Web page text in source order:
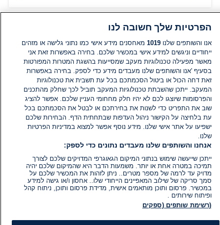
הפרטיות שלך חשובה לנו
אנו והשותפים שלנו1019 מאחסנים מידע אישי כמו נתוני גלישה או מזהים
ייחודיים וניגשים למידע אישי במכשיר שלכם. בחירה באפשרות זאת אני
מאשר מפעילה טכנולוגיות מעקב שמסייעות בהשגת המטרות המפורטות
בסעיף 'אנו והשותפים שלנו מעבדים מידע כדי לספק. בחירה באפשרות
זאת דחה הכול או ביטול הסכמתכם בכל עת תשבית את טכנולוגיות
המעקב. ייתכן שהשבתת טכנולוגיות המעקב תוביל לכך שחלק מהתכנים
והפרסומות שיוצגו לכם לא יהיו חלק מחחומי העניין שלכם. אפשר להציג
שוב את התפריט כדי לשנות את בחירתכם או לבטל את הסכמתכם בכל
עת בלחיצה על הקישור ניהול העדפות שבתחתית הדף. הבחירות שלכם
ישפיעו על אתר אישי שלנו. מידע נוסף אפשר למצוא במדיניות הפרטיות
שלנו.
אנחנו והשותפים שלנו מעבדים נתונים כדי לספק:
ייתכן שייעשה שימוש בנתוני המיקום הגאוגרפי המדויקים שלכם לצורך
תמיכה במטרה אחת או יותר. משמעות הדבר היא שהמיקום שלכם יהיה
מדויק עד לרמה של מספר מטרים.. ניתן לזהות את המכשיר שלכם על
סמך סריקה של שילוב המאפיינים הייחודי שלו.. אחסון ו/או גישה למידע
במכשיר. פרסום ותוכן מותאמים אישית, מדידת פרסום ותוכן, ניתוח קהל
ופיתוח שירותים .
(רשימת שותפים (ספקים